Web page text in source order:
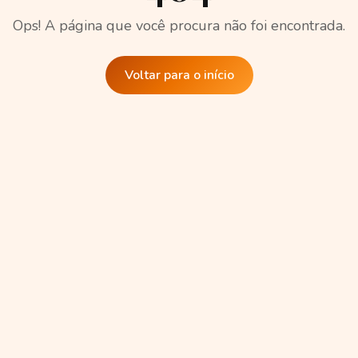
Ops! A página que você procura não foi encontrada.
Voltar para o início